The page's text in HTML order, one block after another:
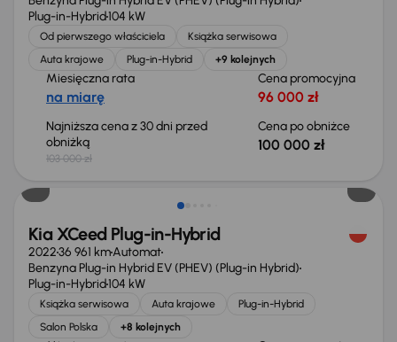
Plug-in-Hybrid104 kW
Od pierwszego właściciela
Książka serwisowa
Auta krajowe
Plug-in-Hybrid +9 kolejnych
Miesięczna rata
na miarę
Cena promocyjna
96 000 zł
Najniższa cena z 30 dni przed
obniżką
103 000 zł
Cena po obniżce
100 000 zł
Kia XCeed Plug-in-Hybrid
202236 961 kmAutomat
Benzyna Plug-in Hybrid EV (PHEV) (Plug-in Hybrid)
Plug-in-Hybrid104 kW
Książka serwisowa Auta krajowe
Plug-in-Hybrid
Salon Polska
+8 kolejnych